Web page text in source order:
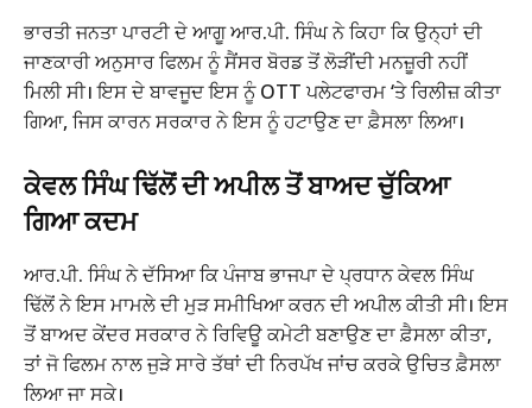
ਭਾਰਤੀ ਜਨਤਾ ਪਾਰਟੀ ਦੇ ਆਗੂ ਆਰ.ਪੀ. ਸਿੰਘ ਨੇ ਕਿਹਾ ਕਿ ਉਨ੍ਹਾਂ ਦੀ
ਜਾਣਕਾਰੀ ਅਨੁਸਾਰ ਫਿਲਮ ਨੂੰ ਸੈਂਸਰ ਬੋਰਡ ਤੋਂ ਲੋੜੀਂਦੀ ਮਨਜ਼ੂਰੀ ਨਹੀਂ
ਮਿਲੀ ਸੀ। ਇਸ ਦੇ ਬਾਵਜੂਦ ਇਸ ਨੂੰ OTT ਪਲੇਟਫਾਰਮ ‘ਤੇ ਰਿਲੀਜ਼ ਕੀਤਾ
ਗਿਆ, ਜਿਸ ਕਾਰਨ ਸਰਕਾਰ ਨੇ ਇਸ ਨੂੰ ਹਟਾਉਣ ਦਾ ਫ਼ੈਸਲਾ ਲਿਆ।
ਕੇਵਲ ਸਿੰਘ ਢਿੱਲੋਂ ਦੀ ਅਪੀਲ ਤੋਂ ਬਾਅਦ ਚੁੱਕਿਆ
ਗਿਆ ਕਦਮ
ਆਰ.ਪੀ. ਸਿੰਘ ਨੇ ਦੱਸਿਆ ਕਿ ਪੰਜਾਬ ਭਾਜਪਾ ਦੇ ਪ੍ਰਧਾਨ ਕੇਵਲ ਸਿੰਘ
ਢਿੱਲੋਂ ਨੇ ਇਸ ਮਾਮਲੇ ਦੀ ਮੁੜ ਸਮੀਖਿਆ ਕਰਨ ਦੀ ਅਪੀਲ ਕੀਤੀ ਸੀ। ਇਸ
ਤੋਂ ਬਾਅਦ ਕੇਂਦਰ ਸਰਕਾਰ ਨੇ ਰਿਵਿਊ ਕਮੇਟੀ ਬਣਾਉਣ ਦਾ ਫ਼ੈਸਲਾ ਕੀਤਾ,
ਤਾਂ ਜੋ ਫਿਲਮ ਨਾਲ ਜੁੜੇ ਸਾਰੇ ਤੱਥਾਂ ਦੀ ਨਿਰਪੱਖ ਜਾਂਚ ਕਰਕੇ ਉਚਿਤ ਫ਼ੈਸਲਾ
ਲਿਆ ਜਾ ਸਕੇ।